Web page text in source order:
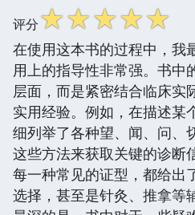
评分☆☆☆☆☆
在使用这本书的过程中，我
用上的指导性非常强。书中
层面，而是紧密结合临床实
实用经验。例如，在描述某
细列举了各种望、闻、问、
这些方法来获取关键的诊断
每一种常见的证型，都给出
选择，甚至是针灸、推拿等